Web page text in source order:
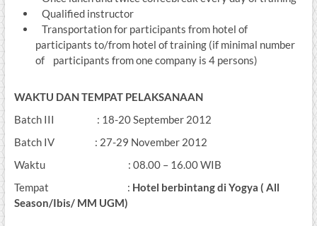
Qualified instructor
Transportation for participants from hotel of
participants to/from hotel of training (if minimal number
of participants from one company is 4 persons)
WAKTU DAN TEMPAT PELAKSANAAN
Batch III : 18-20 September 2012
Batch IV : 27-29 November 2012
Waktu : 08.00 – 16.00 WIB
Tempat : Hotel berbintang di Yogya ( All
Season/Ibis/ MM UGM)